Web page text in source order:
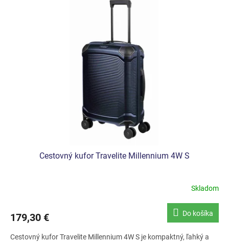
Cestovný kufor Travelite Millennium 4W S
Skladom
179,30 € Do košíka
Cestovný kufor Travelite Millennium 4W S je kompaktný, ľahký a